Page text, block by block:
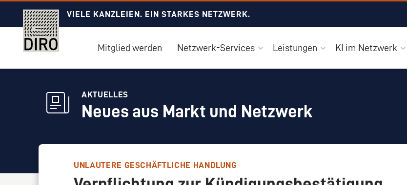
VIELE KANZLEIEN. EIN STARKES NETZWERK.
Mitglied werden Netzwerk-Services Leistungen KI im Netzwerk
AKTUELLES
Neues aus Markt und Netzwerk
UNLAUTERE GESCHÄFTLICHE HANDLUNG